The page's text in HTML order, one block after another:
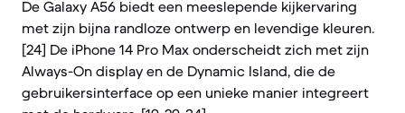
De Galaxy A56 biedt een meeslepende kijkervaring
met zijn bijna randloze ontwerp en levendige kleuren.
[24] De iPhone 14 Pro Max onderscheidt zich met zijn
Always-On display en de Dynamic Island, die de
gebruikersinterface op een unieke manier integreert